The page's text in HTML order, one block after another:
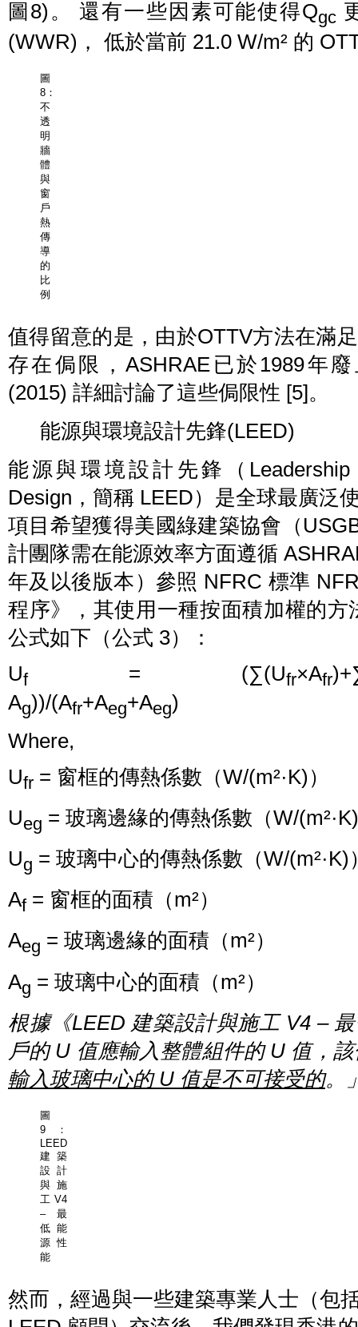
圖8)。 還有一些因素可能使得Qgc
(WWR)， 低於當前 21.0 W/m² 的
圖
8：
不
透
明
牆
體
與
窗
戶
熱
傳
導
的
比
例
值得留意的是，由於OTTV方法在滿
存在侷限，ASHRAE已於1989年
(2015) 詳細討論了這些侷限性 [5]。
能源與環境設計先鋒(LEED)
能源與環境設計先鋒（Leadership
Design，簡稱 LEED）是全球最廣泛
項目希望獲得美國綠建築協會（
計團隊需在能源效率方面遵循
年及以後版本）參照 NFRC 標準
程序》，其使用一種按面積加權的
公式如下（公式 3）：
Uf= (∑(Ufr×Afr
Ag))/(Afr+Aeg+Aeg)
Where,
Ufr = 窗框的傳熱係數（W/(m²·K)）
Ueg = 玻璃邊緣的傳熱係數（W/
Ug = 玻璃中心的傳熱係數（W/(m²·K)
Af= 窗框的面積（m²）
Aeg​ = 玻璃邊緣的面積（m²）
Ag = 玻璃中心的面積（m²）
根據《LEED 建築設計與施工V4 –
戶的U 值應輸入整體組件的U 值，
輸入玻璃中心的U 值是不可接受的。
圖
9：
LEED
建築
設計
與施
工 V4
– 最
低能
源性
能
然而，經過與一些建築專業人士（包